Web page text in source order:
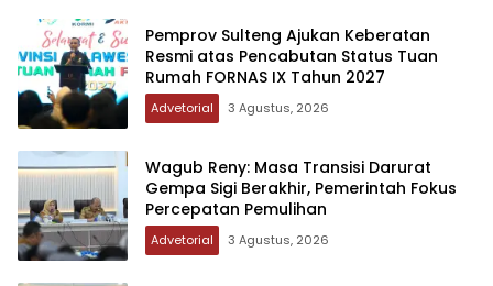
Pemprov Sulteng Ajukan Keberatan
Resmi atas Pencabutan Status Tuan
Rumah FORNAS IX Tahun 2027
Advetorial 3 Agustus, 2026
Wagub Reny: Masa Transisi Darurat
Gempa Sigi Berakhir, Pemerintah Fokus
Percepatan Pemulihan
Advetorial 3 Agustus, 2026